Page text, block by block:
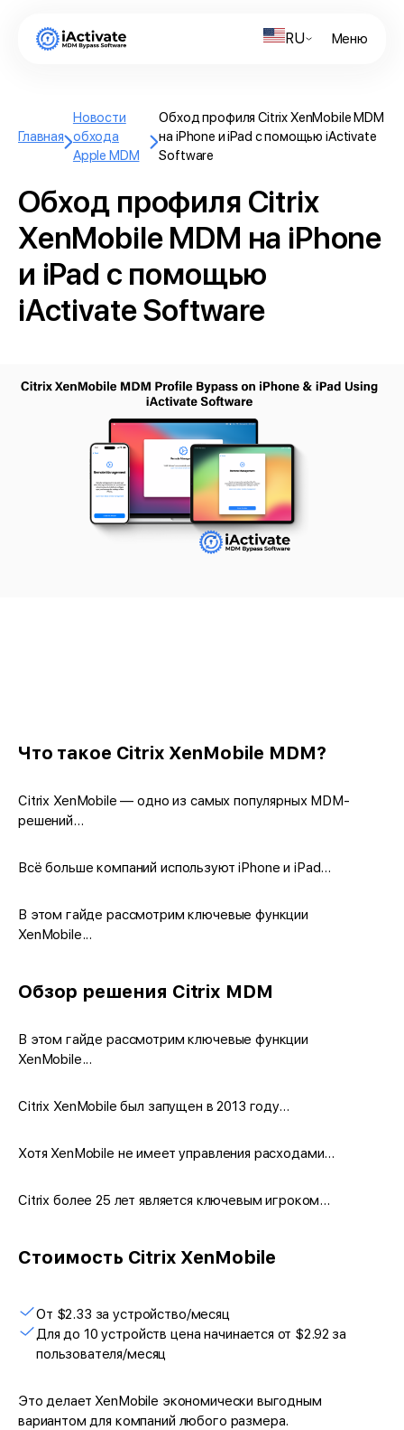
RU Меню
Главная
Новости
обхода
Apple MDM
Обход профиля Citrix XenMobile MDM
на iPhone и iPad с помощью iActivate
Software
Обход профиля Citrix
XenMobile MDM на iPhone
и iPad с помощью
iActivate Software
Что такое Citrix XenMobile MDM?
Citrix XenMobile — одно из самых популярных MDM-
решений...
Всё больше компаний используют iPhone и iPad...
В этом гайде рассмотрим ключевые функции
XenMobile...
Обзор решения Citrix MDM
В этом гайде рассмотрим ключевые функции
XenMobile...
Citrix XenMobile был запущен в 2013 году...
Хотя XenMobile не имеет управления расходами...
Citrix более 25 лет является ключевым игроком...
Стоимость Citrix XenMobile
От $2.33 за устройство/месяц
Для до 10 устройств цена начинается от $2.92 за
пользователя/месяц
Это делает XenMobile экономически выгодным
вариантом для компаний любого размера.